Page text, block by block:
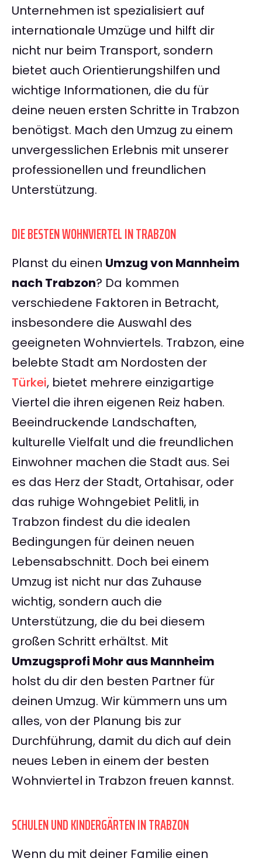
Unternehmen ist spezialisiert auf
internationale Umzüge und hilft dir
nicht nur beim Transport, sondern
bietet auch Orientierungshilfen und
wichtige Informationen, die du für
deine neuen ersten Schritte in Trabzon
benötigst. Mach den Umzug zu einem
unvergesslichen Erlebnis mit unserer
professionellen und freundlichen
Unterstützung.
DIE BESTEN WOHNVIERTEL IN TRABZON
Planst du einen Umzug von Mannheim
nach Trabzon? Da kommen
verschiedene Faktoren in Betracht,
insbesondere die Auswahl des
geeigneten Wohnviertels. Trabzon, eine
belebte Stadt am Nordosten der
Türkei, bietet mehrere einzigartige
Viertel die ihren eigenen Reiz haben.
Beeindruckende Landschaften,
kulturelle Vielfalt und die freundlichen
Einwohner machen die Stadt aus. Sei
es das Herz der Stadt, Ortahisar, oder
das ruhige Wohngebiet Pelitli, in
Trabzon findest du die idealen
Bedingungen für deinen neuen
Lebensabschnitt. Doch bei einem
Umzug ist nicht nur das Zuhause
wichtig, sondern auch die
Unterstützung, die du bei diesem
großen Schritt erhältst. Mit
Umzugsprofi Mohr aus Mannheim
holst du dir den besten Partner für
deinen Umzug. Wir kümmern uns um
alles, von der Planung bis zur
Durchführung, damit du dich auf dein
neues Leben in einem der besten
Wohnviertel in Trabzon freuen kannst.
SCHULEN UND KINDERGÄRTEN IN TRABZON
Wenn du mit deiner Familie einen